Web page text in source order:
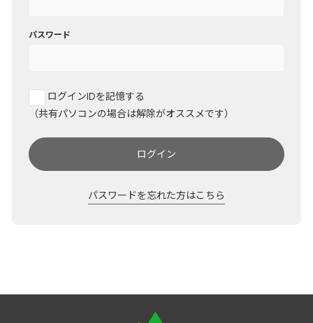
パスワード
ログインIDを記憶する
（共有パソコンの場合は解除がオススメです）
ログイン
パスワードを忘れた方はこちら